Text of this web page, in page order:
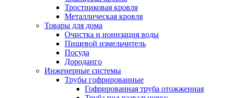
Тростниковая кровля
Металлическая кровля
Товары для дома
Очистка и ионизация воды
Пищевой измельчитель
Посуда
Дороданго
Инженерные системы
Трубы гофрированные
Гофрированная труба отожженная